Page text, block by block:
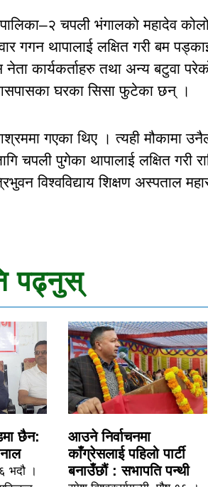
चपली भंगालको महादेव
गगन थापालाई लक्षित गरी बम
नेता कार्यकर्ताहरु तथा अन्य बटुवा
घरका सिसा फुटेका छन् ।
गएका थिए । त्यही मौकामा
चपली पुगेका थापालाई लक्षित
विश्वविद्याय शिक्षण अस्पताल
पढ्नुस्
छैन:
भदौ ।
आउने निर्वाचनमा
काँग्रेसलाई पहिलो पार्टी
बनाउँछौं : सभापति पन्थी